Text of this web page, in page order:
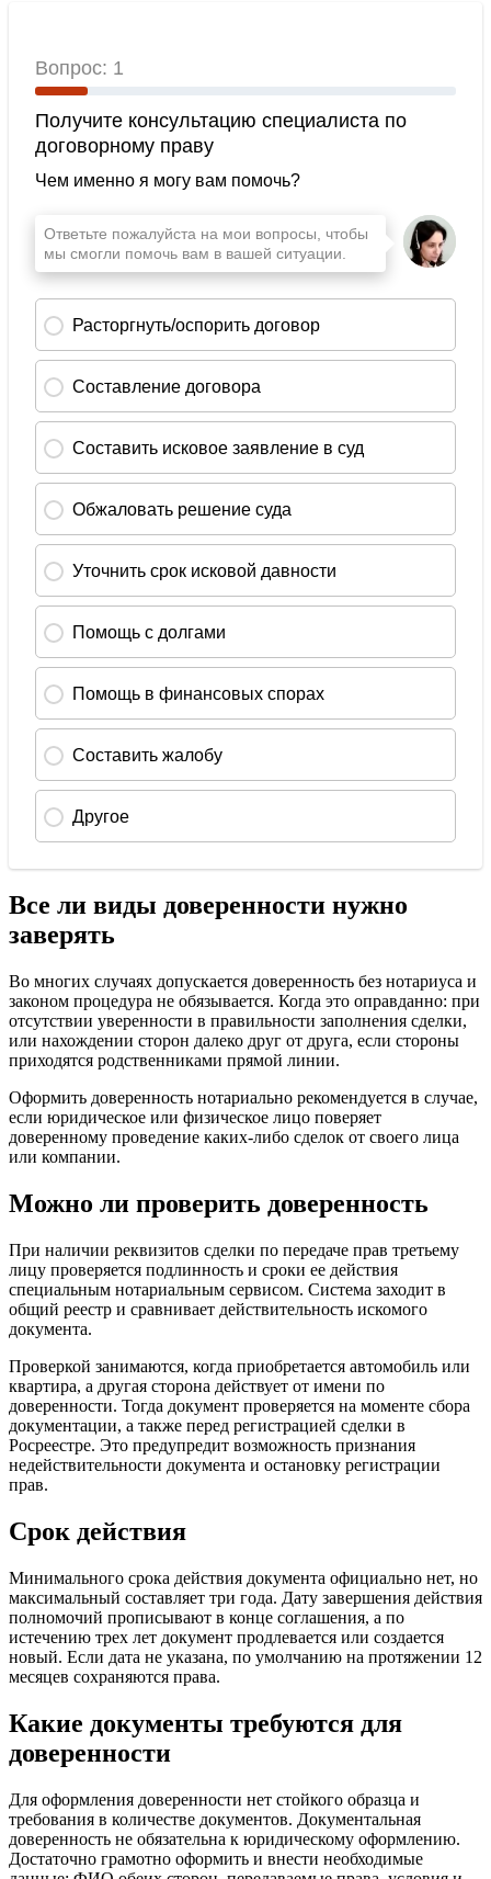
Все ли виды доверенности нужно
заверять
Во многих случаях допускается доверенность без нотариуса и
законом процедура не обязывается. Когда это оправданно: при
отсутствии уверенности в правильности заполнения сделки,
или нахождении сторон далеко друг от друга, если стороны
приходятся родственниками прямой линии.
Оформить доверенность нотариально рекомендуется в случае,
если юридическое или физическое лицо поверяет
доверенному проведение каких-либо сделок от своего лица
или компании.
Можно ли проверить доверенность
При наличии реквизитов сделки по передаче прав третьему
лицу проверяется подлинность и сроки ее действия
специальным нотариальным сервисом. Система заходит в
общий реестр и сравнивает действительность искомого
документа.
Проверкой занимаются, когда приобретается автомобиль или
квартира, а другая сторона действует от имени по
доверенности. Тогда документ проверяется на моменте сбора
документации, а также перед регистрацией сделки в
Росреестре. Это предупредит возможность признания
недействительности документа и остановку регистрации
прав.
Срок действия
Минимального срока действия документа официально нет, но
максимальный составляет три года. Дату завершения действия
полномочий прописывают в конце соглашения, а по
истечению трех лет документ продлевается или создается
новый. Если дата не указана, по умолчанию на протяжении 12
месяцев сохраняются права.
Какие документы требуются для
доверенности
Для оформления доверенности нет стойкого образца и
требования в количестве документов. Документальная
доверенность не обязательна к юридическому оформлению.
Достаточно грамотно оформить и внести необходимые